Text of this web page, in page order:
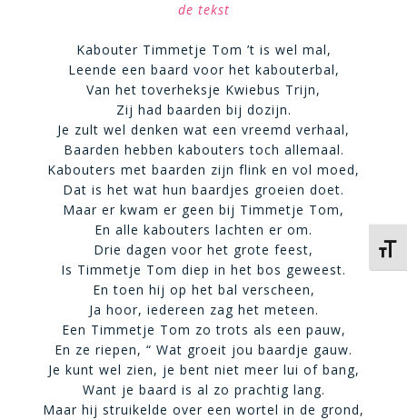
de tekst
Kabouter Timmetje Tom ’t is wel mal,
Leende een baard voor het kabouterbal,
Van het toverheksje Kwiebus Trijn,
Zij had baarden bij dozijn.
Je zult wel denken wat een vreemd verhaal,
Baarden hebben kabouters toch allemaal.
Kabouters met baarden zijn flink en vol moed,
Dat is het wat hun baardjes groeien doet.
Maar er kwam er geen bij Timmetje Tom,
En alle kabouters lachten er om.
Drie dagen voor het grote feest,
Is Timmetje Tom diep in het bos geweest.
En toen hij op het bal verscheen,
Ja hoor, iedereen zag het meteen.
Een Timmetje Tom zo trots als een pauw,
En ze riepen, “ Wat groeit jou baardje gauw.
Je kunt wel zien, je bent niet meer lui of bang,
Want je baard is al zo prachtig lang.
Maar hij struikelde over een wortel in de grond,